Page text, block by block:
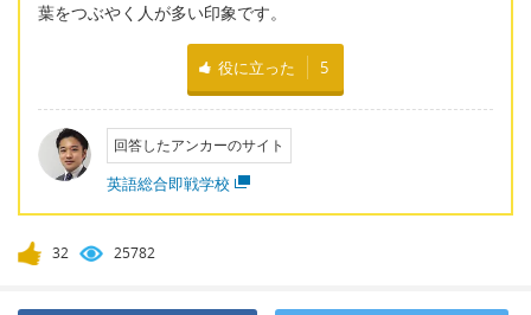
葉をつぶやく人が多い印象です。
役に立った 5
回答したアンカーのサイト
英語総合即戦学校
32 25782